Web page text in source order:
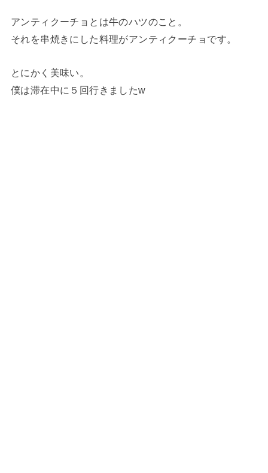
アンティクーチョとは牛のハツのこと。
それを串焼きにした料理がアンティクーチョです。
とにかく美味い。
僕は滞在中に５回行きましたw